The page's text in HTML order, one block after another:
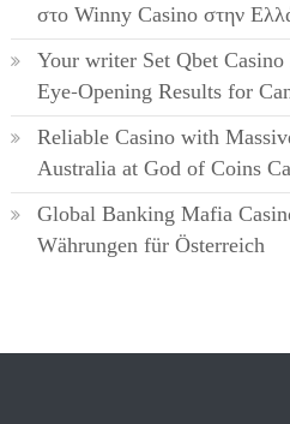
στο Winny Casino στην
Your writer Set Qbet
Eye-Opening Results for
Reliable Casino with
Australia at God of Coins
Global Banking Mafia
Währungen für Österreich